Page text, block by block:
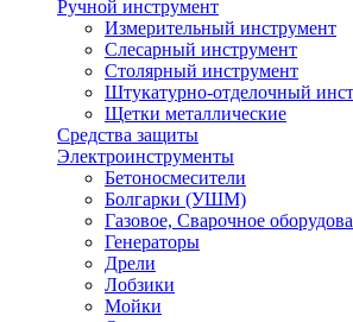
Ручной инструмент
Измерительный инструмент
Слесарный инструмент
Столярный инструмент
Штукатурно-отделочный
Щетки металлические
Средства защиты
Электроинструменты
Бетоносмесители
Болгарки (УШМ)
Газовое, Сварочное
Генераторы
Дрели
Лобзики
Мойки